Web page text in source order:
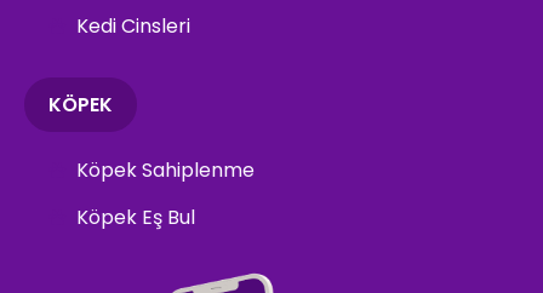
Kedi Cinsleri
KÖPEK
Köpek Sahiplenme
Köpek Eş Bul